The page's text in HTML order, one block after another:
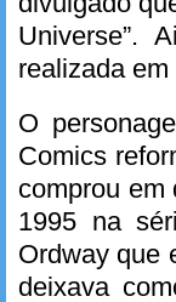
Universe”.
realizada em
O
Comics
comprou em
1995 na
Ordway que
deixava